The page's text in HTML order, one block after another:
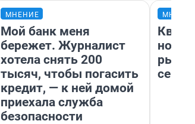
МНЕНИЕ
Мой банк меня
бережет. Журналист
хотела снять 200
тысяч, чтобы погасить
кредит, — к ней домой
приехала служба
безопасности
но